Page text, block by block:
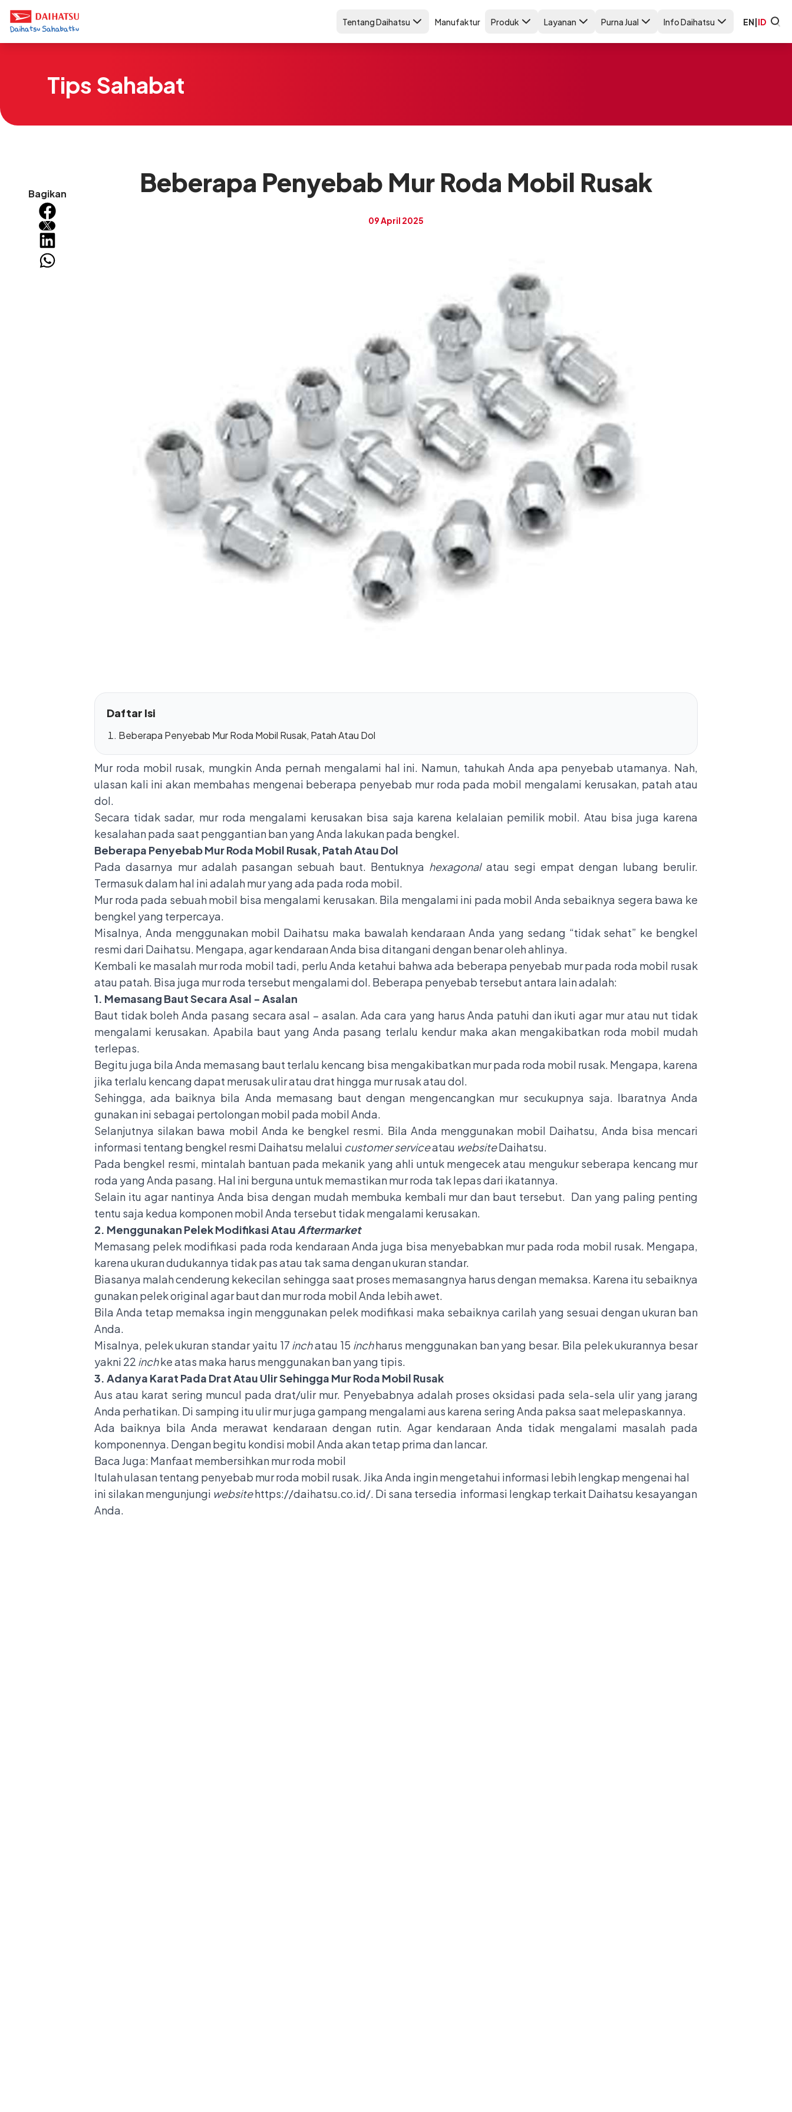
Tentang Daihatsu Manufaktur Produk Layanan Purna Jual Info Daihatsu EN|ID
Tips Sahabat
Bagikan Beberapa Penyebab Mur Roda Mobil Rusak
09 April 2025
Daftar Isi
Beberapa Penyebab Mur Roda Mobil Rusak, Patah Atau Dol
Mur roda mobil rusak, mungkin Anda pernah mengalami hal ini. Namun, tahukah Anda apa penyebab utamanya. Nah,
ulasan kali ini akan membahas mengenai beberapa penyebab mur roda pada mobil mengalami kerusakan, patah atau
dol.
Secara tidak sadar, mur roda mengalami kerusakan bisa saja karena kelalaian pemilik mobil. Atau bisa juga karena
kesalahan pada saat penggantian ban yang Anda lakukan pada bengkel.
Beberapa Penyebab Mur Roda Mobil Rusak, Patah Atau Dol
Pada dasarnya mur adalah pasangan sebuah baut. Bentuknya hexagonal atau segi empat dengan lubang berulir.
Termasuk dalam hal ini adalah mur yang ada pada roda mobil.
Mur roda pada sebuah mobil bisa mengalami kerusakan. Bila mengalami ini pada mobil Anda sebaiknya segera bawa ke
bengkel yang terpercaya.
Misalnya, Anda menggunakan mobil Daihatsu maka bawalah kendaraan Anda yang sedang “tidak sehat” ke bengkel
resmi dari Daihatsu. Mengapa, agar kendaraan Anda bisa ditangani dengan benar oleh ahlinya.
Kembali ke masalah mur roda mobil tadi, perlu Anda ketahui bahwa ada beberapa penyebab mur pada roda mobil rusak
atau patah. Bisa juga mur roda tersebut mengalami dol. Beberapa penyebab tersebut antara lain adalah:
1. Memasang Baut Secara Asal - Asalan
Baut tidak boleh Anda pasang secara asal – asalan. Ada cara yang harus Anda patuhi dan ikuti agar mur atau nut tidak
mengalami kerusakan. Apabila baut yang Anda pasang terlalu kendur maka akan mengakibatkan roda mobil mudah
terlepas.
Begitu juga bila Anda memasang baut terlalu kencang bisa mengakibatkan mur pada roda mobil rusak. Mengapa, karena
jika terlalu kencang dapat merusak ulir atau drat hingga mur rusak atau dol.
Sehingga, ada baiknya bila Anda memasang baut dengan mengencangkan mur secukupnya saja. Ibaratnya Anda
gunakan ini sebagai pertolongan mobil pada mobil Anda.
Selanjutnya silakan bawa mobil Anda ke bengkel resmi. Bila Anda menggunakan mobil Daihatsu, Anda bisa mencari
informasi tentang bengkel resmi Daihatsu melalui customer serviceatau websiteDaihatsu
Pada bengkel resmi, mintalah bantuan pada mekanik yang ahli untuk mengecek atau mengukur seberapa kencang mur
roda yang Anda pasang. Hal ini berguna untuk memastikan mur roda tak lepas dari ikatannya.
Selain itu agar nantinya Anda bisa dengan mudah membuka kembali mur dan baut tersebut. Dan yang paling penting
tentu saja kedua komponen mobil Anda tersebut tidak mengalami kerusakan.
2. Menggunakan Pelek Modifikasi Atau Aftermarket
Memasang pelek modifikasi pada roda kendaraan Anda juga bisa menyebabkan mur pada roda mobil rusak. Mengapa,
karena ukuran dudukannya tidak pas atau tak sama dengan ukuran standar.
Biasanya malah cenderung kekecilan sehingga saat proses memasangnya harus dengan memaksa. Karena itu sebaiknya
gunakan pelek original agar baut dan mur roda mobil Anda lebih awet.
Bila Anda tetap memaksa ingin menggunakan pelek modifikasi maka sebaiknya carilah yang sesuai dengan ukuran ban
Anda.
Misalnya, pelek ukuran standar yaitu 17 inchatau 15 inchharus menggunakan ban yang besar. Bila pelek ukurannya besar
yakni 22 inchke atas maka harus menggunakan ban yang tipis.
3. Adanya Karat Pada Drat Atau Ulir Sehingga Mur Roda Mobil Rusak
Aus atau karat sering muncul pada drat/ulir mur. Penyebabnya adalah proses oksidasi pada sela-sela ulir yang jarang
Anda perhatikan. Di samping itu ulir mur juga gampang mengalami aus karena sering Anda paksa saat melepaskannya.
Ada baiknya bila Anda merawat kendaraan dengan rutin. Agar kendaraan Anda tidak mengalami masalah pada
komponennya. Dengan begitu kondisi mobil Anda akan tetap prima dan lancar.
Baca Juga: Manfaat membersihkan mur roda mobil
Itulah ulasan tentang penyebab mur roda mobil rusak. Jika Anda ingin mengetahui informasi lebih lengkap mengenai hal
ini silakan mengunjungi websitehttps://daihatsu.co.id/ . Di sana tersedia informasi lengkap terkait Daihatsu kesayangan
Anda.